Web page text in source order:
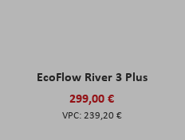
EcoFlow River 3 Plus
299,00 €
239,20 €